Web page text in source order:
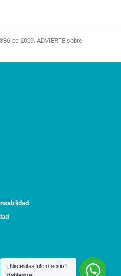
de 2009. ADVIERTE sobre
¿Necesitas Información?